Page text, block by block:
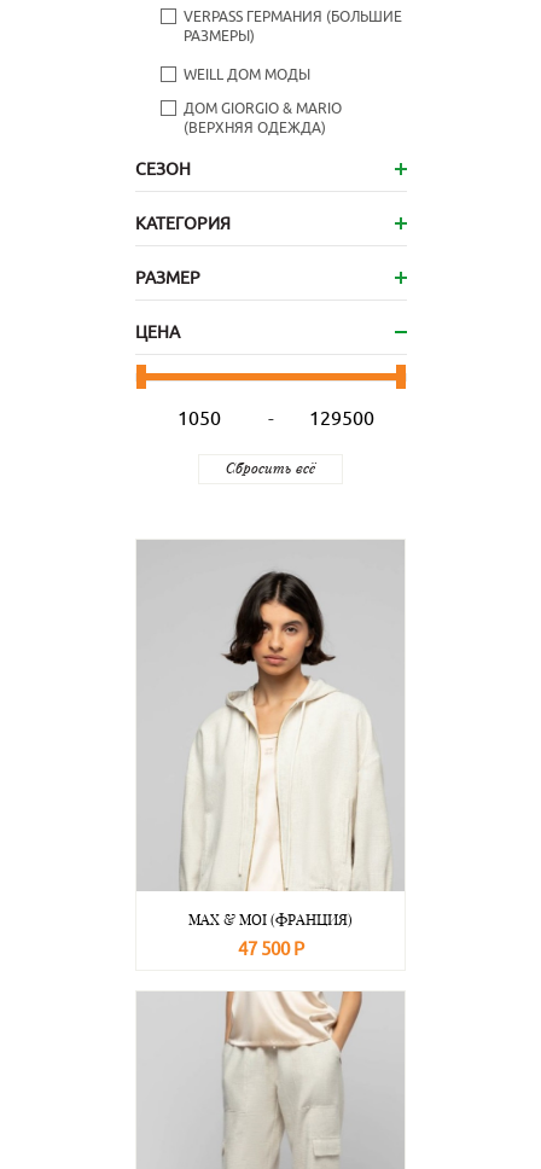
VERPASS ГЕРМАНИЯ (БОЛЬШИЕ
РАЗМЕРЫ)
WEILL ДОМ МОДЫ
ДОМ GIORGIO & MARIO
(ВЕРХНЯЯ ОДЕЖДА)
СЕЗОН
КАТЕГОРИЯ
РАЗМЕР
ЦЕНА
-
MAX & MOI (ФРАНЦИЯ)
47 500 Р